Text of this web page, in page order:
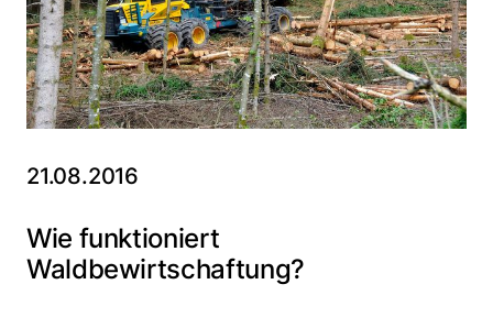
21.08.2016
Wie funktioniert
Waldbewirtschaftung?